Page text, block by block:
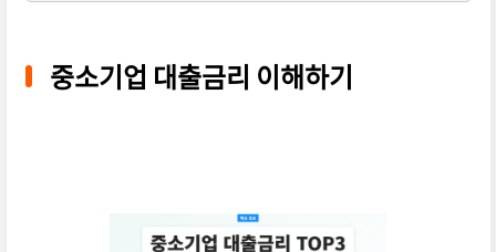
중소기업 대출금리 이해하기